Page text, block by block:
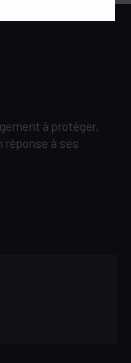
à protéger,
réponse à ses